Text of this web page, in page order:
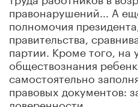
правонарушений... А
полномочия
правительства,
партии. Кроме того, на
обществознания
самостоятельно
правовых документов:
доверенности.